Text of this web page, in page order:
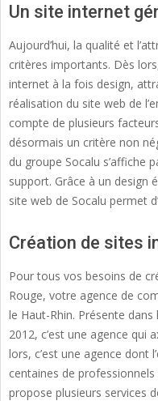
Un site internet
Aujourd’hui, la qualité et
critères importants. Dès
internet à la fois design,
réalisation du site web de
compte de plusieurs
désormais un critère non
du groupe Socalu s’affiche
support. Grâce à un design
site web de Socalu permet
Création de sites
Pour tous vos besoins de
Rouge, votre agence de
le Haut-Rhin. Présente dans
2012, c’est une agence qui
lors, c’est une agence dont
centaines de
propose plusieurs services